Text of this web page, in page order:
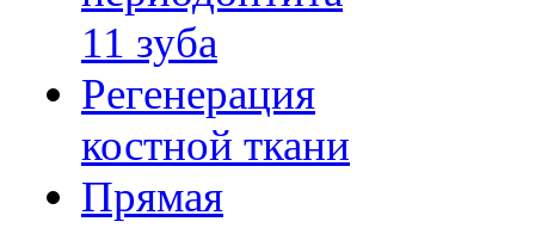
11 зуба
Регенерация
костной ткани
Прямая